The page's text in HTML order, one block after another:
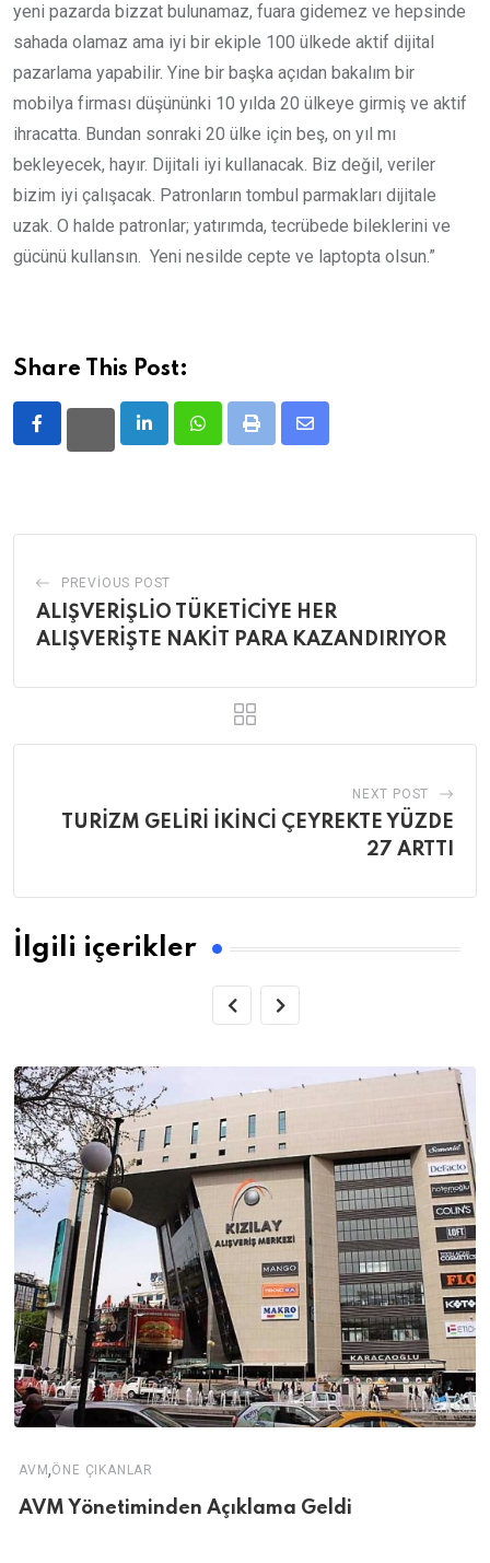
yeni pazarda bizzat bulunamaz, fuara gidemez ve hepsinde
sahada olamaz ama iyi bir ekiple 100 ülkede aktif dijital
pazarlama yapabilir. Yine bir başka açıdan bakalım bir
mobilya firması düşününki 10 yılda 20 ülkeye girmiş ve aktif
ihracatta. Bundan sonraki 20 ülke için beş, on yıl mı
bekleyecek, hayır. Dijitali iyi kullanacak. Biz değil, veriler
bizim iyi çalışacak. Patronların tombul parmakları dijitale
uzak. O halde patronlar; yatırımda, tecrübede bileklerini ve
gücünü kullansın. Yeni nesilde cepte ve laptopta olsun.”
Share This Post:
LinkedInWhatsappPrint
Share
PREVIOUS POST
ALIŞVERİŞLİO TÜKETİCİYE HER
ALIŞVERİŞTE NAKİT PARA KAZANDIRIYOR
NEXT POST
TURİZM GELİRİ İKİNCİ ÇEYREKTE YÜZDE
27 ARTTI
İlgili içerikler
AVM,ÖNE ÇIKANLAR
AVM Yönetiminden Açıklama Geldi